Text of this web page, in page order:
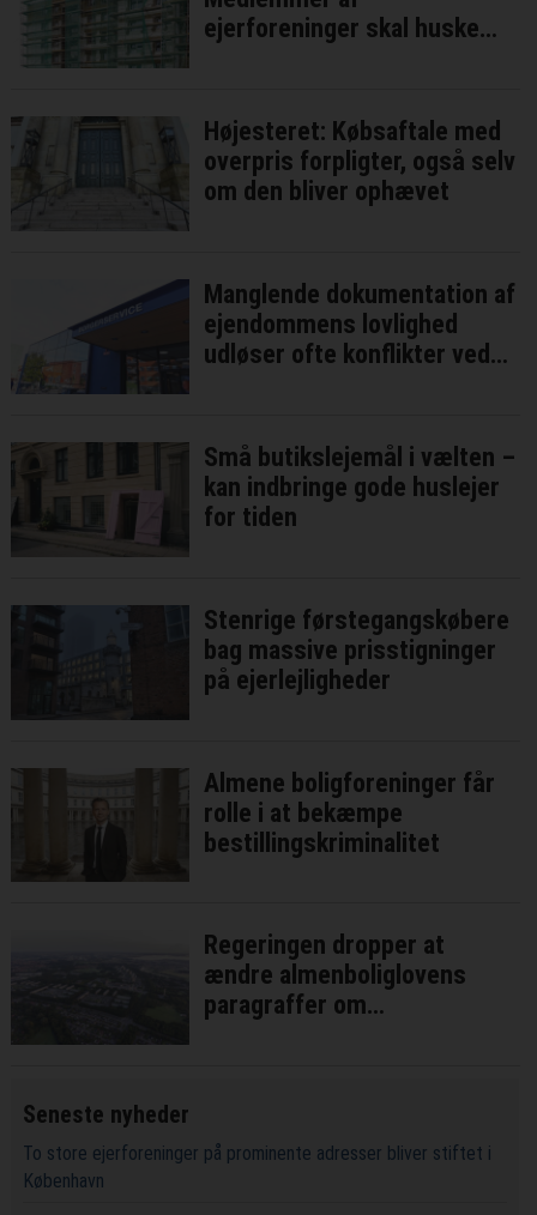
ejerforeninger skal huske
Højesteret: Købsaftale med
overpris forpligter, også selv
om den bliver ophævet
Manglende dokumentation af
ejendommens lovlighed
udløser ofte konflikter ved
Små butikslejemål i vælten –
kan indbringe gode huslejer
for tiden
Stenrige førstegangskøbere
bag massive prisstigninger
på ejerlejligheder
Almene boligforeninger får
rolle i at bekæmpe
bestillingskriminalitet
Regeringen dropper at
ændre almenboliglovens
paragraffer om
Seneste nyheder
To store ejerforeninger på prominente adresser bliver stiftet i
København